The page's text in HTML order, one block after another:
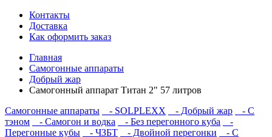
Контакты
Доставка
Как оформить заказ
Главная
Самогонные аппараты
Добрый жар
Самогонный аппарат Титан 2" 57 литров
Самогонные аппараты
- SOLPLEXX - Добрый жар
- С
тэном
- Самогон и водка - Без перегонного куба
-
Перегонные кубы
- ЧЗБТ - Двойной перегонки
- С